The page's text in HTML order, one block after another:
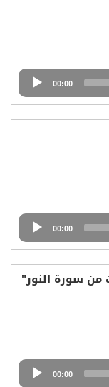
00:00
00:00
من سورة النور"
00:00